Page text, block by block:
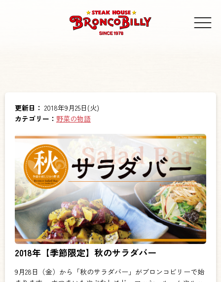
更新日： 2018年9月25日(火)
カテゴリー： 野菜の物語
2018年【季節限定】秋のサラダバー
9月28日（金）から「秋のサラダバー」がブロンコビリーで始